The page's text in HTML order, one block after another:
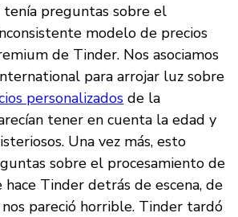
preguntas sobre el
modelo de precios
de Tinder. Nos asociamos
para arrojar luz sobre
personalizados de la
tener en cuenta la edad y
Una vez más, esto
sobre el procesamiento de
Tinder detrás de escena, de
pareció horrible. Tinder tardó